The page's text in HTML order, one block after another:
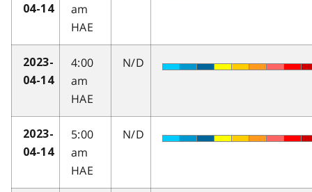
04-14
am
HAE
2023-
04-14
4:00
am
HAE
N/D
2023-
04-14
5:00
am
HAE
N/D